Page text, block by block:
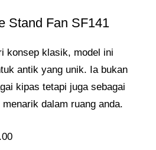
Stand Fan SF141
konsep klasik, model ini
antik yang unik. Ia bukan
kipas tetapi juga sebagai
dalam ruang anda.